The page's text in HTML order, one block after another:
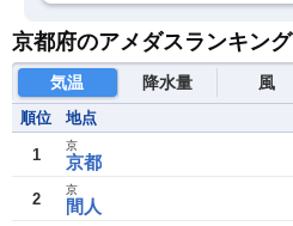
京都府のアメダスランキング
気温 降水量 風
順位 地点
1 京都
京
2 間人
京